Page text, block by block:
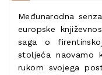
Međunarodna
europske
saga o
stoljeća naovamo
rukom svojega